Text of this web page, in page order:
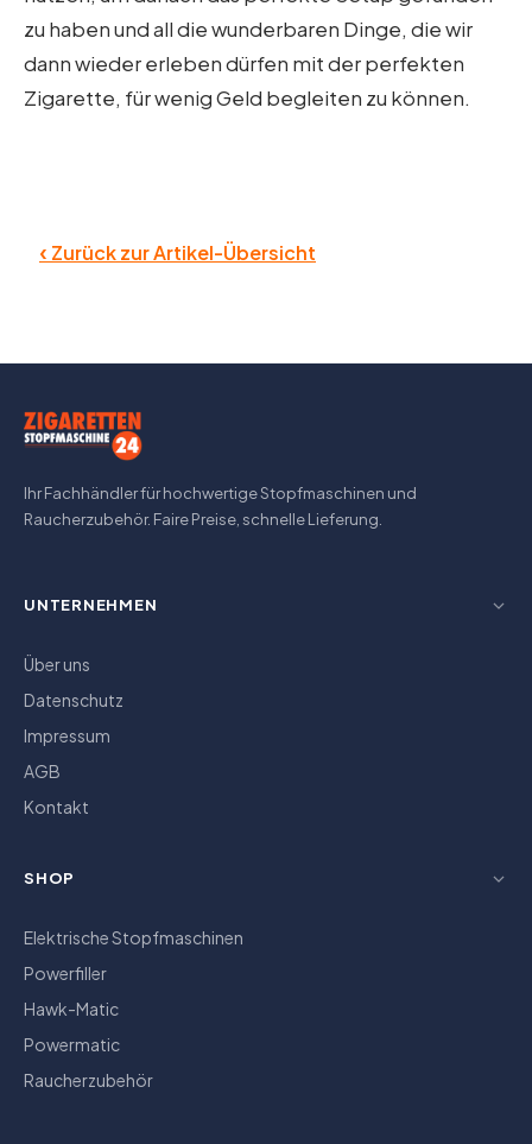
zu haben und all die wunderbaren Dinge, die wir
dann wieder erleben dürfen mit der perfekten
Zigarette, für wenig Geld begleiten zu können.
‹ Zurück zur Artikel-Übersicht
Ihr Fachhändler für hochwertige Stopfmaschinen und
Raucherzubehör. Faire Preise, schnelle Lieferung.
UNTERNEHMEN
Über uns
Datenschutz
Impressum
AGB
Kontakt
SHOP
Elektrische Stopfmaschinen
Powerfiller
Hawk-Matic
Powermatic
Raucherzubehör